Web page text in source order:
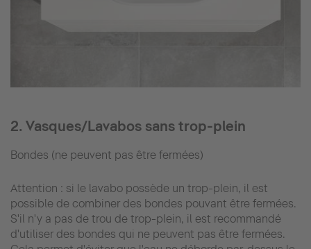
2. Vasques/Lavabos sans trop-plein
Bondes (ne peuvent pas être fermées)
Attention : si le lavabo possède un trop-plein, il est
possible de combiner des bondes pouvant être fermées.
S'il n'y a pas de trou de trop-plein, il est recommandé
d'utiliser des bondes qui ne peuvent pas être fermées.